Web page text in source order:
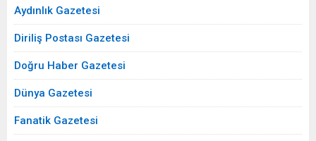
Aydınlık Gazetesi
Diriliş Postası Gazetesi
Doğru Haber Gazetesi
Dünya Gazetesi
Fanatik Gazetesi